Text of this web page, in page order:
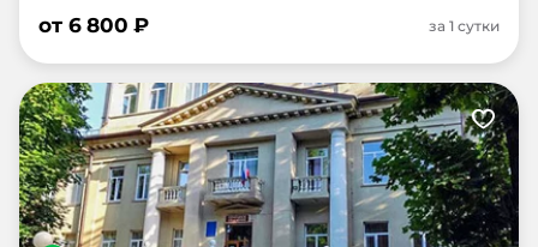
от 6 800 ₽ за 1 сутки